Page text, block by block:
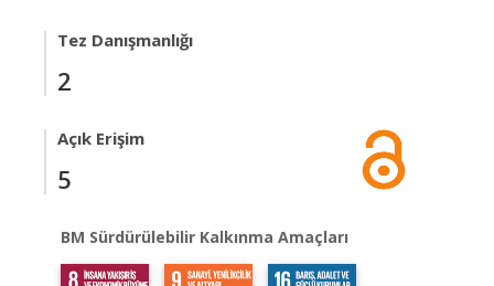
Tez Danışmanlığı
2
Açık Erişim
5
BM Sürdürülebilir Kalkınma Amaçları